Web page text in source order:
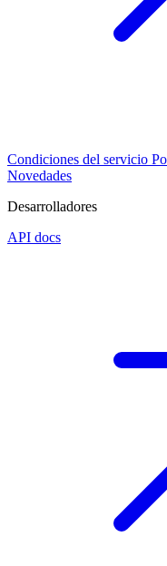
Condiciones del servicio
Novedades
Desarrolladores
API docs